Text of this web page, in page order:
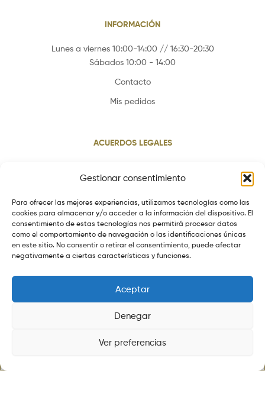
Gestionar consentimiento
Para ofrecer las mejores experiencias, utilizamos tecnologías como las
cookies para almacenar y/o acceder a la información del dispositivo. El
consentimiento de estas tecnologías nos permitirá procesar datos
como el comportamiento de navegación o las identificaciones únicas
en este sitio. No consentir o retirar el consentimiento, puede afectar
negativamente a ciertas características y funciones.
Aceptar
Denegar
Ver preferencias
INFORMACIÓN
Lunes a viernes 10:00-14:00 // 16:30-20:30
Sábados 10:00 - 14:00
Contacto
Mis pedidos
ACUERDOS LEGALES
Política de privacidad
Política de envios
Política de devoluciones
©ALMACENESGRANVIA.SHOP TODOS LOS DERECHOS
MYELECTROCHIP.COM